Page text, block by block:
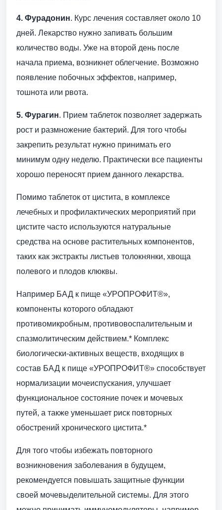
4. Фурадонин. Курс лечения составляет около 10
дней. Лекарство нужно запивать большим
количество воды. Уже на второй день после
начала приема, возникнет облегчение. Возможно
появление побочных эффектов, например,
тошнота или рвота.
5. Фурагин. Прием таблеток позволяет задержать
рост и размножение бактерий. Для того чтобы
закрепить результат нужно принимать его
минимум одну неделю. Практически все пациенты
хорошо переносят прием данного лекарства.
Помимо таблеток от цистита, в комплексе
лечебных и профилактических мероприятий при
цистите часто используются натуральные
средства на основе растительных компонентов,
таких как экстракты листьев толокнянки, хвоща
полевого и плодов клюквы.
Например БАД к пище «УРОПРОФИТ®»,
компоненты которого обладают
противомикробным, противовоспалительным и
спазмолитическим действием.* Комплекс
биологически-активных веществ, входящих в
состав БАД к пище «УРОПРОФИТ®» способствует
нормализации мочеиспускания, улучшает
функциональное состояние почек и мочевых
путей, а также уменьшает риск повторных
обострений хронического цистита.*
Для того чтобы избежать повторного
возникновения заболевания в будущем,
рекомендуется повышать защитные функции
своей мочевыделительной системы. Для этого